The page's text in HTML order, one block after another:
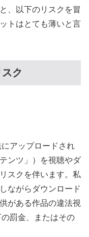
、以下のリスクを冒
トはとても薄いと言
ク
アップロードされ
ンツ」）を視聴やダ
スクを伴います。私
ながらダウンロード
がある作品の違法視
罰金、またはその